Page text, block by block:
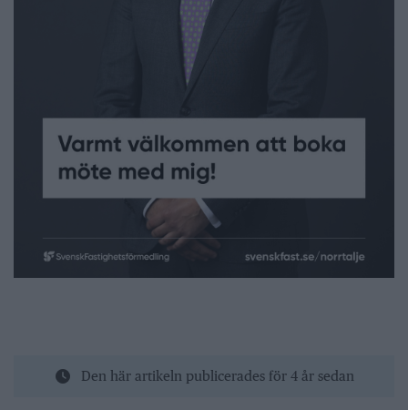
Den här artikeln publicerades för 4 år sedan